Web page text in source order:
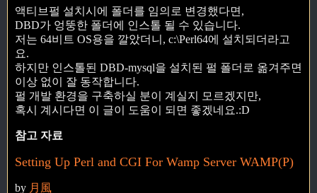
액티브펄 설치시에 폴더를 임의로 변경했다면,
DBD가 엉뚱한 폴더에 인스톨 될 수 있습니다.
저는 64비트 OS용을 깔았더니, c:\Perl64에 설치되더라고
요.
하지만 인스톨된 DBD-mysql을 설치된 펄 폴더로 옮겨주면
이상 없이 잘 동작합니다.
펄 개발 환경을 구축하실 분이 계실지 모르겠지만,
혹시 계시다면 이 글이 도움이 되면 좋겠네요.:D
참고 자료
Setting Up Perl and CGI For Wamp Server WAMP(P)
by 月風